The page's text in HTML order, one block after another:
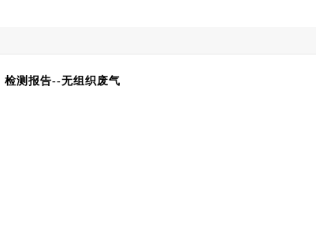
检测报告--无组织废气